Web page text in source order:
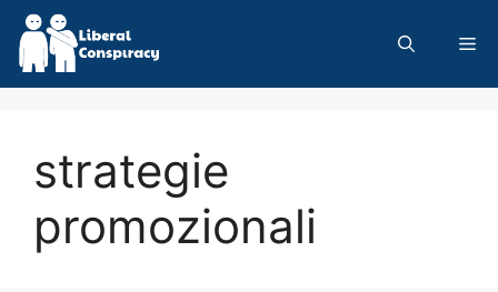
Skip
content
strategie
promozionali